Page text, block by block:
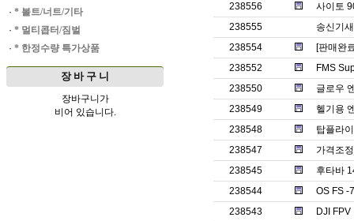
· * 볼트/너트/기타
· * 멀티콥터/짐벌
· * 한정수량 특가상품
장 바 구 니
장바구니가
비어 있습니다.
238556
사이토
238555
송신기
238554
[판매완
238552
FMS
238550
글로우
238549
헬기용
238548
탑플라
238547
가격조
238545
후타바
238544
OS FS -
238543
DJI